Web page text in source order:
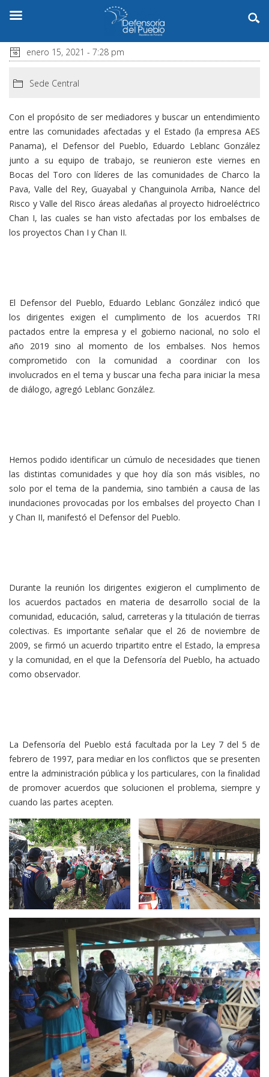
enero 15, 2021 - 7:28 pm
Sede Central
Con el propósito de ser mediadores y buscar un entendimiento
entre las comunidades afectadas y el Estado (la empresa AES
Panama), el Defensor del Pueblo, Eduardo Leblanc González
junto a su equipo de trabajo, se reunieron este viernes en
Bocas del Toro con líderes de las comunidades de Charco la
Pava, Valle del Rey, Guayabal y Changuinola Arriba, Nance del
Risco y Valle del Risco áreas aledañas al proyecto hidroeléctrico
Chan I, las cuales se han visto afectadas por los embalses de
los proyectos Chan I y Chan II.
El Defensor del Pueblo, Eduardo Leblanc González indicó que
los dirigentes exigen el cumplimento de los acuerdos TRI
pactados entre la empresa y el gobierno nacional, no solo el
año 2019 sino al momento de los embalses. Nos hemos
comprometido con la comunidad a coordinar con los
involucrados en el tema y buscar una fecha para iniciar la mesa
de diálogo, agregó Leblanc González.
Hemos podido identificar un cúmulo de necesidades que tienen
las distintas comunidades y que hoy día son más visibles, no
solo por el tema de la pandemia, sino también a causa de las
inundaciones provocadas por los embalses del proyecto Chan I
y Chan II, manifestó el Defensor del Pueblo.
Durante la reunión los dirigentes exigieron el cumplimento de
los acuerdos pactados en materia de desarrollo social de la
comunidad, educación, salud, carreteras y la titulación de tierras
colectivas. Es importante señalar que el 26 de noviembre de
2009, se firmó un acuerdo tripartito entre el Estado, la empresa
y la comunidad, en el que la Defensoría del Pueblo, ha actuado
como observador.
La Defensoría del Pueblo está facultada por la Ley 7 del 5 de
febrero de 1997, para mediar en los conflictos que se presenten
entre la administración pública y los particulares, con la finalidad
de promover acuerdos que solucionen el problema, siempre y
cuando las partes acepten.